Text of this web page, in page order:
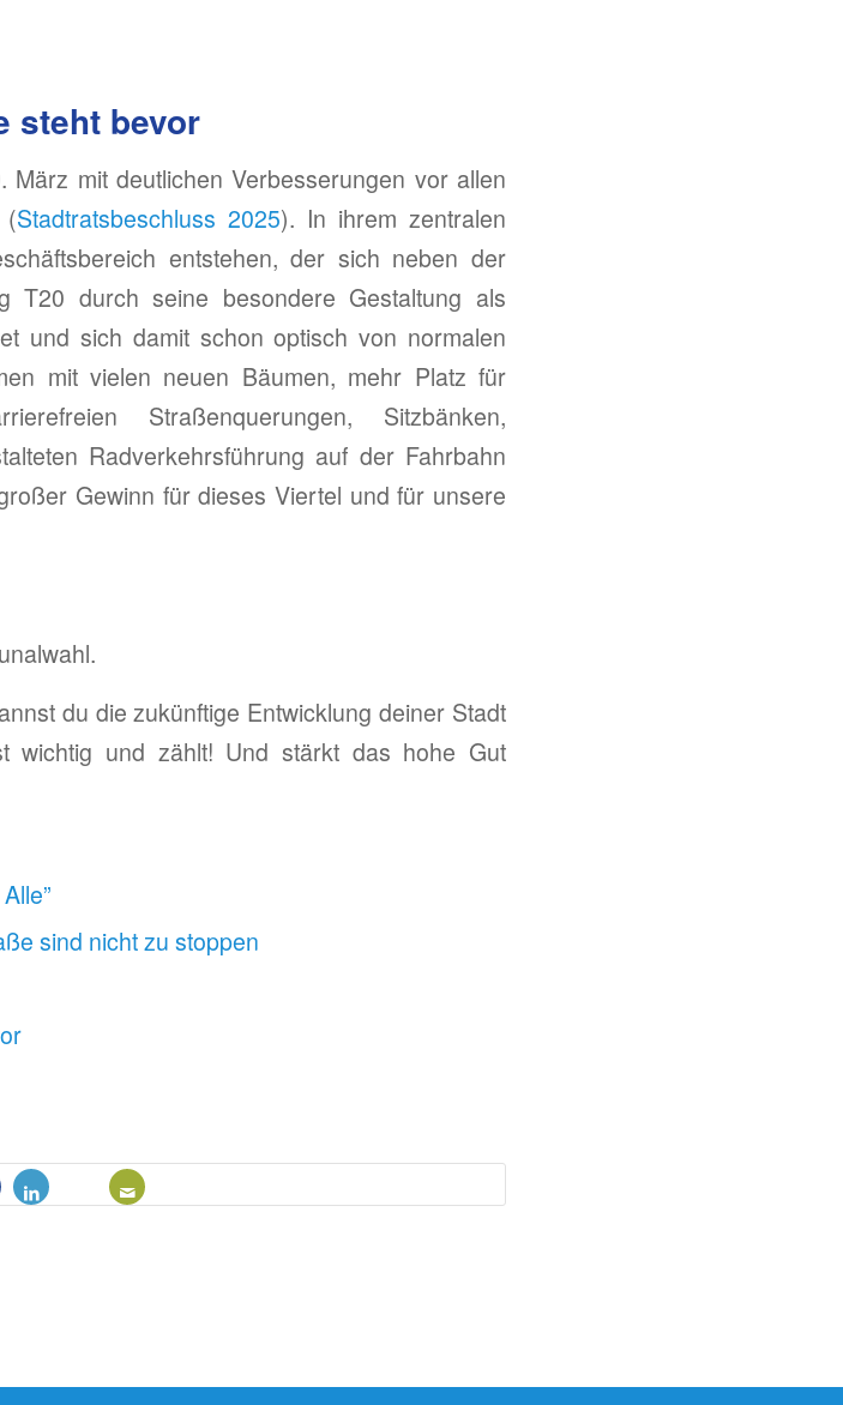
steht bevor
mit deutlichen Verbesserungen vor allen
(Stadtratsbeschluss 2025). In ihrem zentralen
entstehen, der sich neben der
T20 durch seine besondere Gestaltung als
und sich damit schon optisch von normalen
mit vielen neuen Bäumen, mehr Platz für
Straßenquerungen, Sitzbänken,
Radverkehrsführung auf der Fahrbahn
Gewinn für dieses Viertel und für unsere
du die zukünftige Entwicklung deiner Stadt
wichtig und zählt! Und stärkt das hohe Gut
sind nicht zu stoppen